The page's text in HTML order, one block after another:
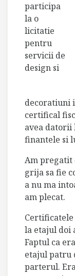
participa
la o
licitatie
pentru
servicii de
design si
decoratiuni
certifical
avea datorii
finantele si
Am pregatit
grija sa fie
a nu ma
am plecat.
Certificatele
la etajul doi
Faptul ca
etajul patru
parterul.